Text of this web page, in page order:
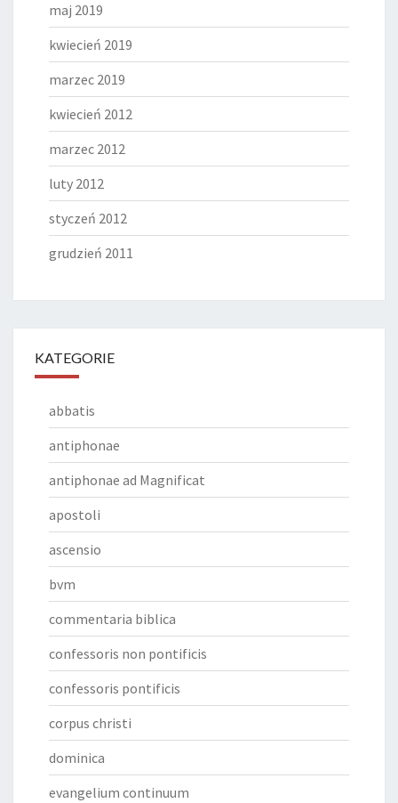
maj 2019
kwiecień 2019
marzec 2019
kwiecień 2012
marzec 2012
luty 2012
styczeń 2012
grudzień 2011
KATEGORIE
abbatis
antiphonae
antiphonae ad Magnificat
apostoli
ascensio
bvm
commentaria biblica
confessoris non pontificis
confessoris pontificis
corpus christi
dominica
evangelium continuum